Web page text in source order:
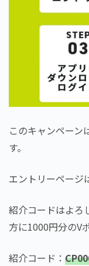
このキャンペーン
す。
エントリーページ
紹介コードはよろ
方に1000円分のV
紹介コード：